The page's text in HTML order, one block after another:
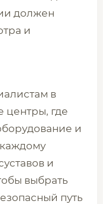
должен
и
в
где
и
и
выбрать
путь